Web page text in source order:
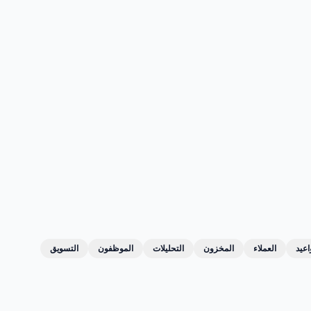
العملاء المخزون التحليلات الموظفون التسويق